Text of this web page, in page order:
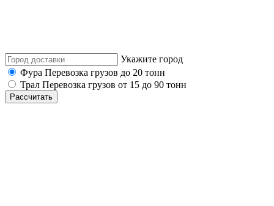
Укажите город
Фура Перевозка грузов до 20 тонн
Трал Перевозка грузов от 15 до 90 тонн
Рассчитать